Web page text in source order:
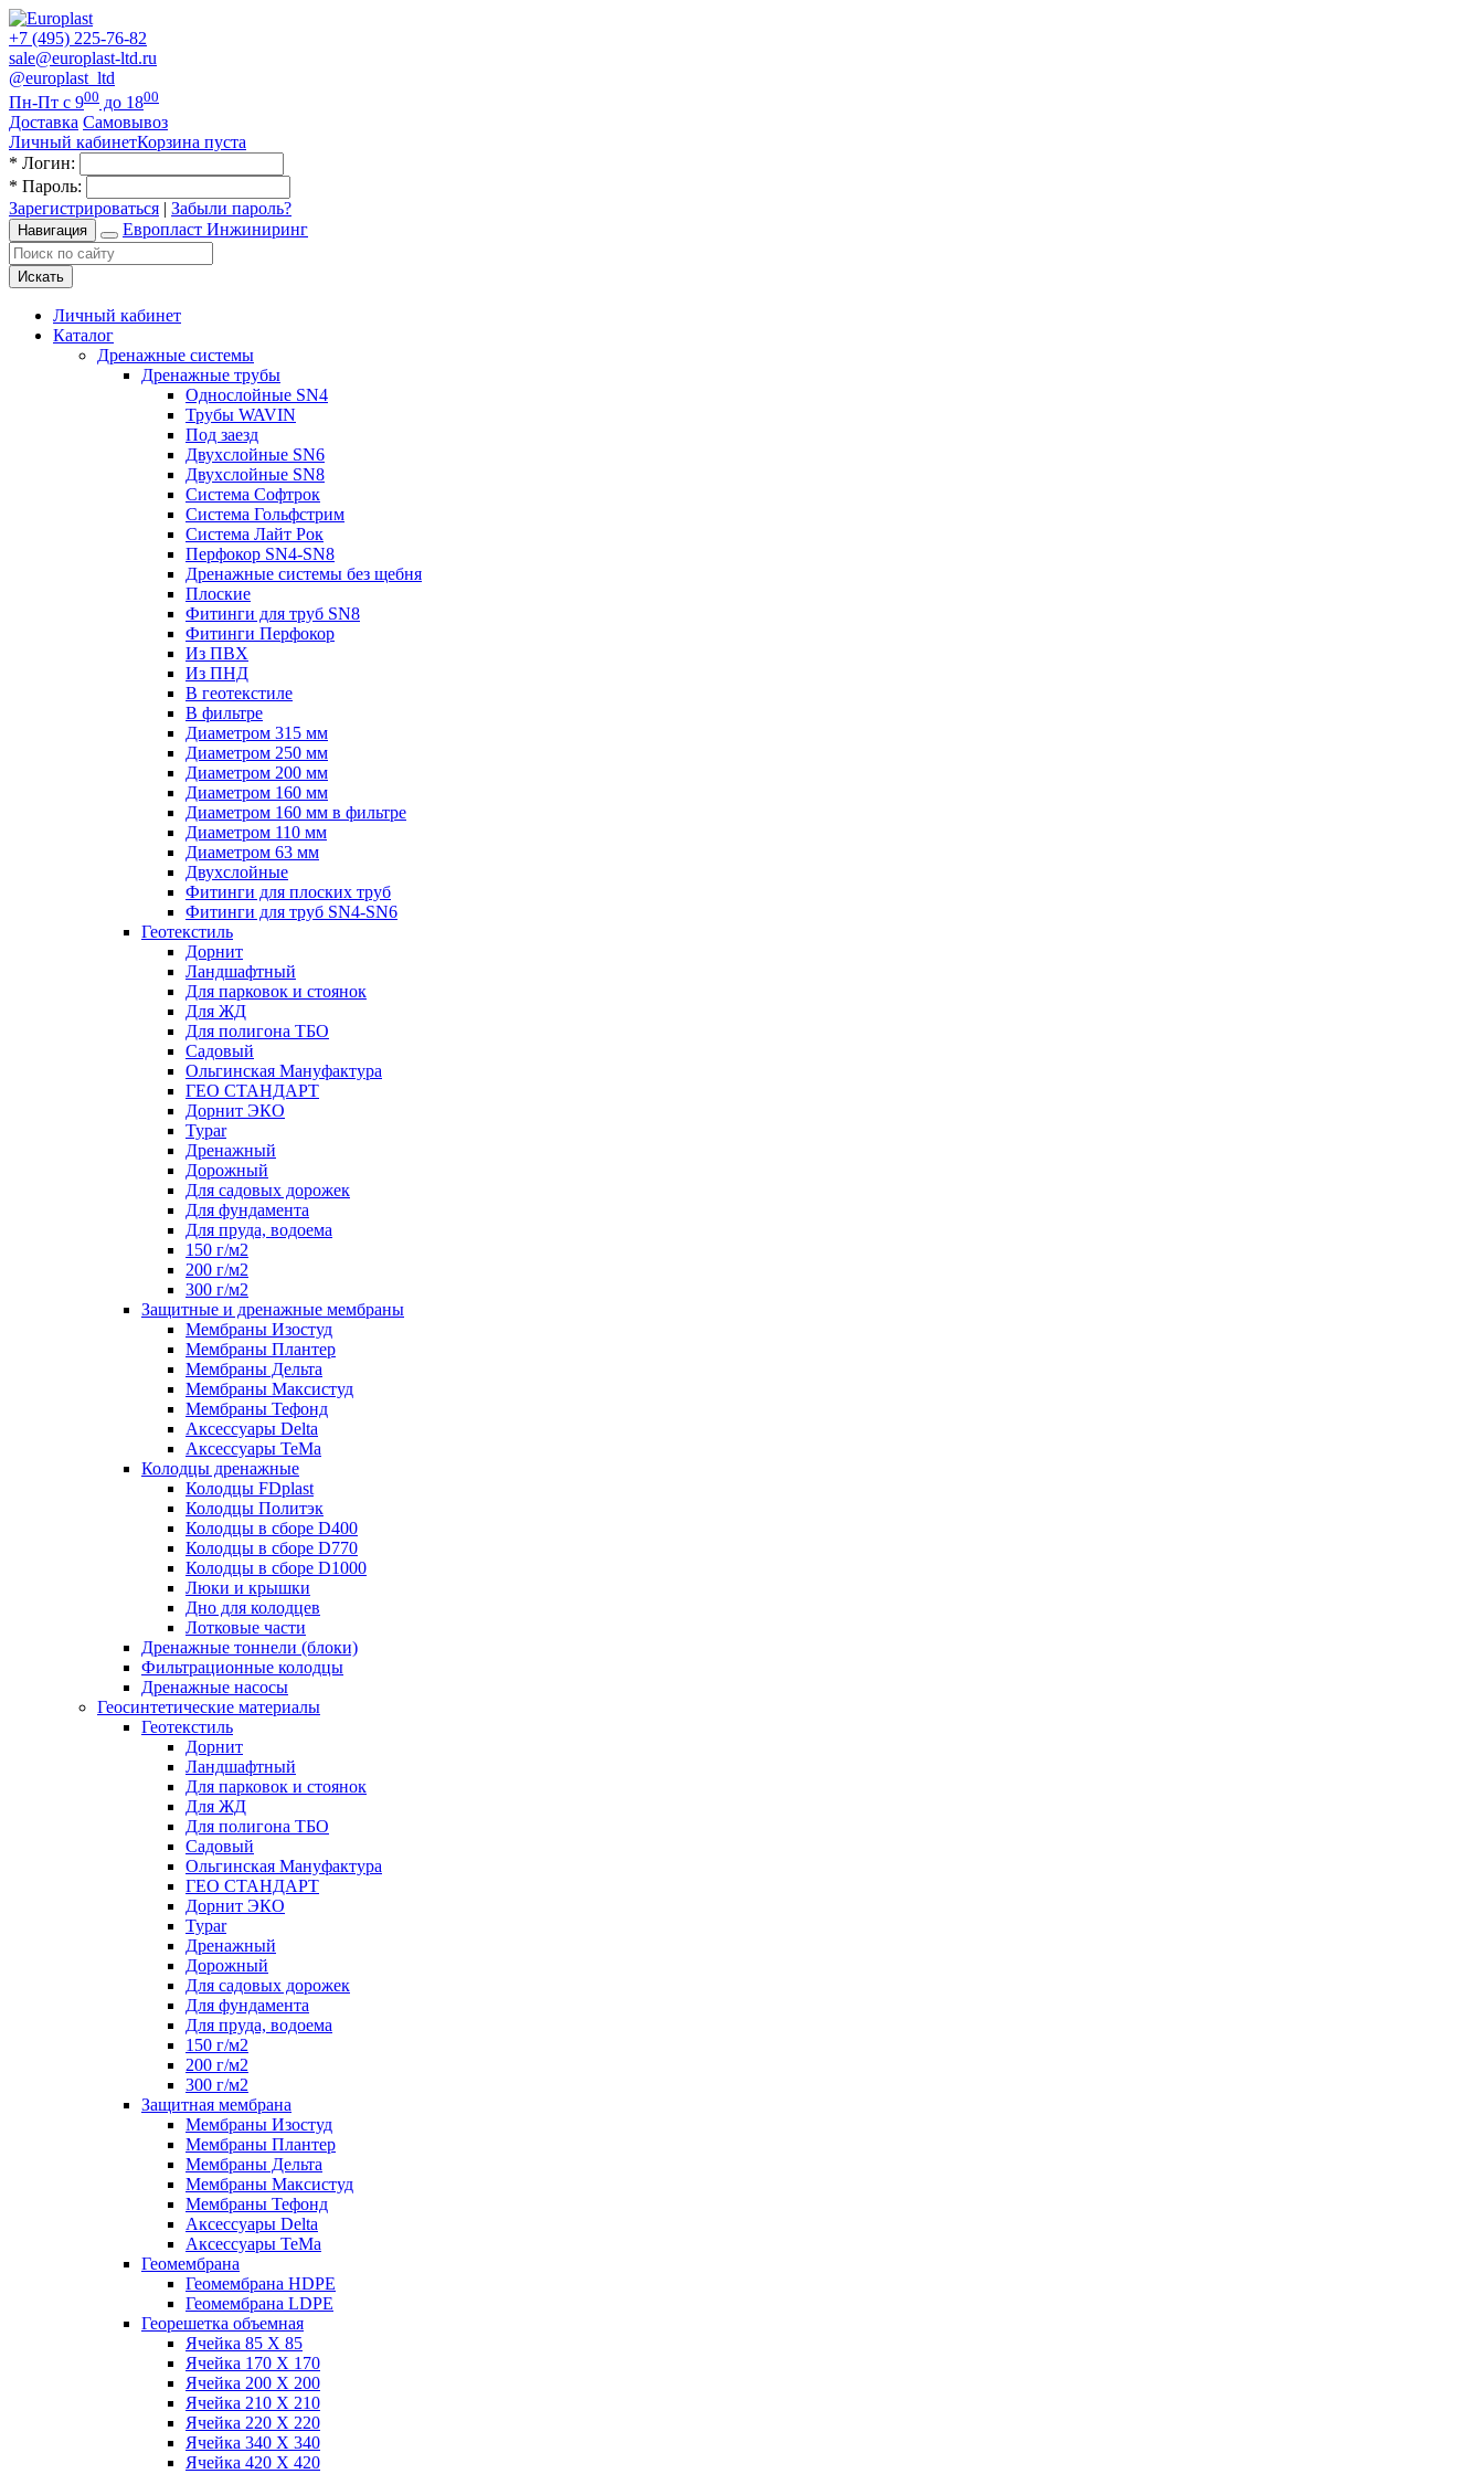
+7 (495) 225-76-82
sale@europlast-ltd.ru
@europlast_ltd
Пн-Пт с 900 до 1800
Доставка Самовывоз
Личный кабинетКорзина пуста
* Логин:
* Пароль:
Зарегистрироваться | Забыли пароль?
Навигация Европласт Инжиниринг
Искать
Личный кабинет
Каталог
Дренажные системы
Дренажные трубы
Однослойные SN4
Трубы WAVIN
Под заезд
Двухслойные SN6
Двухслойные SN8
Система Софтрок
Система Гольфстрим
Система Лайт Рок
Перфокор SN4-SN8
Дренажные системы без щебня
Плоские
Фитинги для труб SN8
Фитинги Перфокор
Из ПВХ
Из ПНД
В геотекстиле
В фильтре
Диаметром 315 мм
Диаметром 250 мм
Диаметром 200 мм
Диаметром 160 мм
Диаметром 160 мм в фильтре
Диаметром 110 мм
Диаметром 63 мм
Двухслойные
Фитинги для плоских труб
Фитинги для труб SN4-SN6
Геотекстиль
Дорнит
Ландшафтный
Для парковок и стоянок
Для ЖД
Для полигона ТБО
Садовый
Ольгинская Мануфактура
ГЕО СТАНДАРТ
Дорнит ЭКО
Typar
Дренажный
Дорожный
Для садовых дорожек
Для фундамента
Для пруда, водоема
150 г/м2
200 г/м2
300 г/м2
Защитные и дренажные мембраны
Мембраны Изостуд
Мембраны Плантер
Мембраны Дельта
Мембраны Максистуд
Мембраны Тефонд
Аксессуары Delta
Аксессуары TeMa
Колодцы дренажные
Колодцы FDplast
Колодцы Политэк
Колодцы в сборе D400
Колодцы в сборе D770
Колодцы в сборе D1000
Люки и крышки
Дно для колодцев
Лотковые части
Дренажные тоннели (блоки)
Фильтрационные колодцы
Дренажные насосы
Геосинтетические материалы
Геотекстиль
Дорнит
Ландшафтный
Для парковок и стоянок
Для ЖД
Для полигона ТБО
Садовый
Ольгинская Мануфактура
ГЕО СТАНДАРТ
Дорнит ЭКО
Typar
Дренажный
Дорожный
Для садовых дорожек
Для фундамента
Для пруда, водоема
150 г/м2
200 г/м2
300 г/м2
Защитная мембрана
Мембраны Изостуд
Мембраны Плантер
Мембраны Дельта
Мембраны Максистуд
Мембраны Тефонд
Аксессуары Delta
Аксессуары TeMa
Геомембрана
Геомембрана HDPE
Геомембрана LDPE
Георешетка объемная
Ячейка 85 Х 85
Ячейка 170 Х 170
Ячейка 200 Х 200
Ячейка 210 Х 210
Ячейка 220 Х 220
Ячейка 340 Х 340
Ячейка 420 Х 420